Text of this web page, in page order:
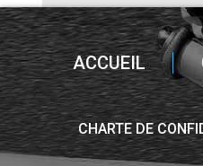
ACCUEIL
CHARTE DE